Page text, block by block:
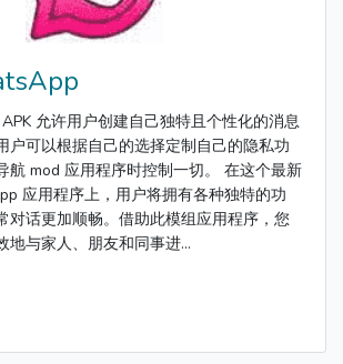
允许用户创建自己独特且个性化的消息
户可以根据自己的选择定制自己的隐私功
航 mod 应用程序时控制一切。 在这个最新
应用程序上，用户将拥有各种独特的功
对话更加顺畅。借助此模组应用程序，您
地与家人、朋友和同事进...